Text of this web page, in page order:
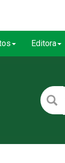
Editora